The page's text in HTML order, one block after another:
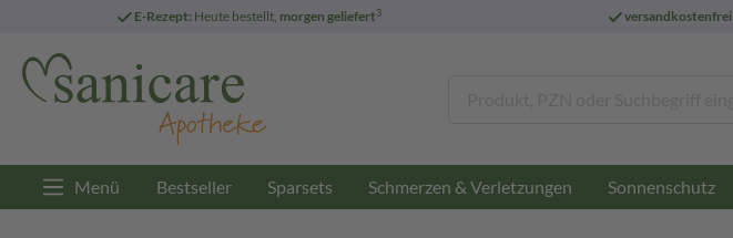
E-Rezept: Heute bestellt, morgen geliefert3 versandkostenfrei
Menü Bestseller Sparsets Schmerzen & Verletzungen Sonnenschutz